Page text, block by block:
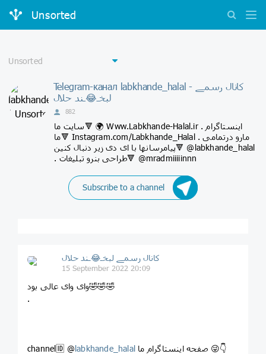
Unsorted
Telegram-канал labkhande_halal - کانال رسمے
لبخـ😂ـند حلال
882
سایت ما🔻 🌍 Www.Labkhande-Halal.ir . اینستاگرام
ما🔻 Instagram.com/Labkhande_Halal . مارو درتمامی
پیامرسانها با ای دی زیر دنبال کنین🔻 @labkhande_halal
. طراحی بنرو تبلیغات🔻 @mradmiiiiinnn
Subscribe to a channel
کانال رسمے لبخـ😂ـند حلال
15 September 2022 20:09
وای وای عالی بود🤣🤣🤣
.
channel🆔 @labkhande_halal